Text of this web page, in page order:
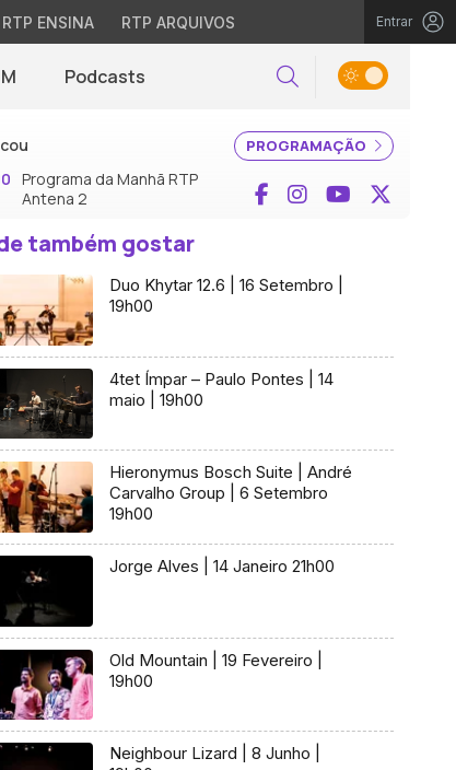
RTP ENSINA RTP ARQUIVOS Entrar
Podcasts Pesquisar
PROGRAMAÇÃO
Programa da Manhã RTP
Antena 2
Facebook
InstagramYouTube
também gostar
Duo Khytar 12.6 | 16 Setembro |
19h00
4tet Ímpar – Paulo Pontes | 14
maio | 19h00
Hieronymus Bosch Suite | André
Carvalho Group | 6 Setembro
19h00
Jorge Alves | 14 Janeiro 21h00
Old Mountain | 19 Fevereiro |
19h00
Neighbour Lizard | 8 Junho |